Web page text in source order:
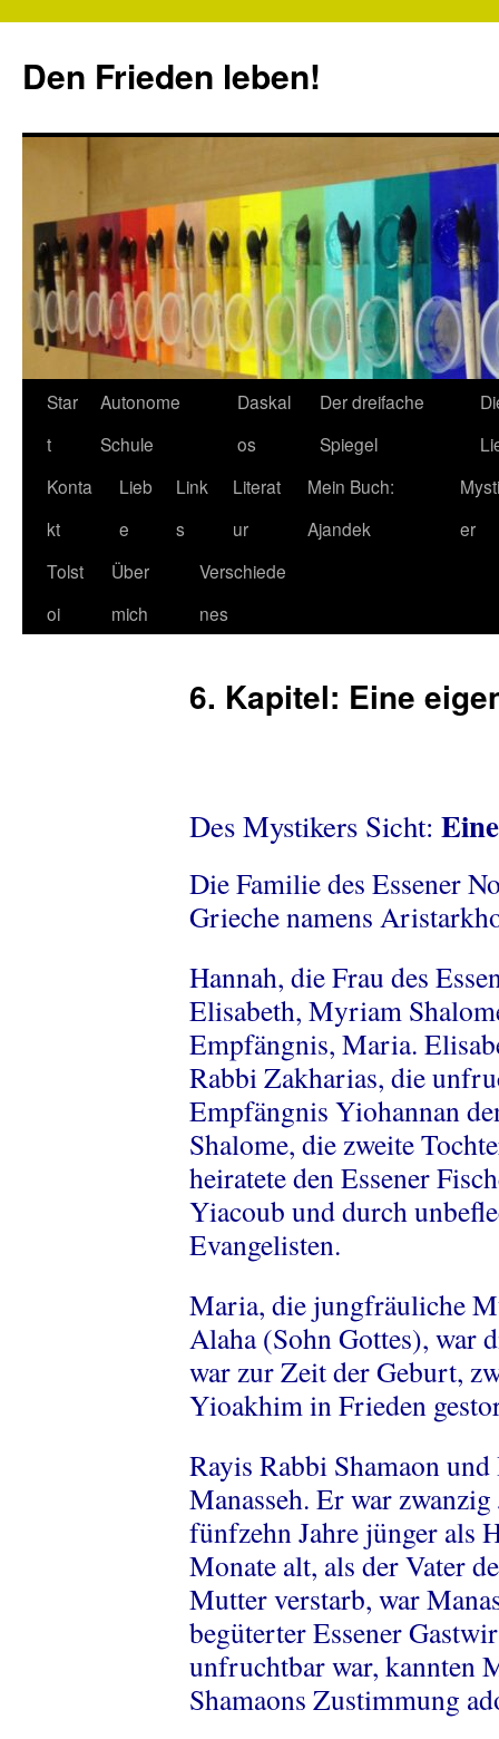
springen
Den Frieden leben!
Star
t
Autonome
Schule
Daskal
os
Der dreifache
Spiegel
Konta
kt
Lieb
e
Link
s
Literat
ur
Mein Buch:
Ajandek
er
Tolst
oi
Über
mich
Verschiede
nes
6. Kapitel: Eine
Des Mystikers Sicht:
Die Familie des Essener
Grieche namens
Hannah, die Frau des
Elisabeth, Myriam
Empfängnis, Maria.
Rabbi Zakharias, die
Empfängnis Yiohannan
Shalome, die zweite
heiratete den Essener
Yiacoub und durch
Evangelisten.
Maria, die jungfräuliche
Alaha (Sohn Gottes), war
war zur Zeit der Geburt,
Yioakhim in Frieden
Rayis Rabbi Shamaon
Manasseh. Er war
fünfzehn Jahre jünger als
Monate alt, als der Vater
Mutter verstarb, war
begüterter Essener
unfruchtbar war, kannten
Shamaons Zustimmung